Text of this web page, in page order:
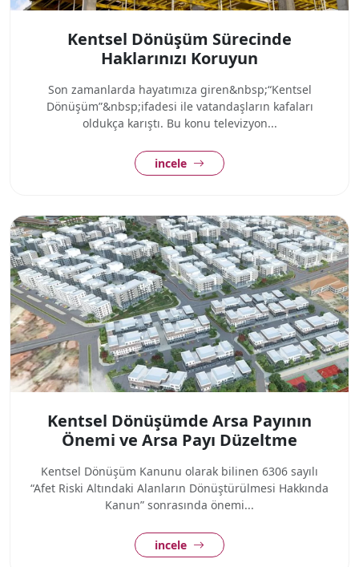
Kentsel Dönüşüm Sürecinde
Haklarınızı Koruyun
Son zamanlarda hayatımıza giren&nbsp;“Kentsel
Dönüşüm”&nbsp;ifadesi ile vatandaşların kafaları
oldukça karıştı. Bu konu televizyon...
incele
Kentsel Dönüşümde Arsa Payının
Önemi ve Arsa Payı Düzeltme
Kentsel Dönüşüm Kanunu olarak bilinen 6306 sayılı
“Afet Riski Altındaki Alanların Dönüştürülmesi Hakkında
Kanun” sonrasında önemi...
incele